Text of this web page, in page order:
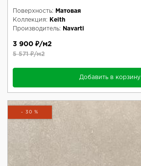
Поверхность:
Матовая
Коллекция:
Keith
Производитель:
Navarti
3 900 ₽/м2
5 571 ₽/м2
Добавить в корзину
- 30 %